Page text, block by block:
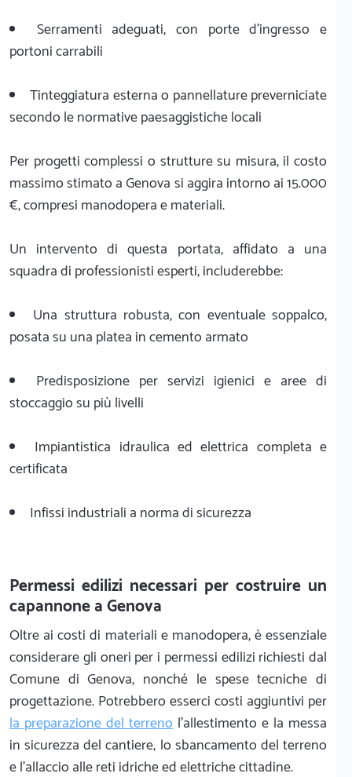
Serramenti adeguati, con porte d'ingresso e
portoni carrabili
Tinteggiatura esterna o pannellature preverniciate
secondo le normative paesaggistiche locali
Per progetti complessi o strutture su misura, il costo
massimo stimato a Genova si aggira intorno ai 15.000
€, compresi manodopera e materiali.
Un intervento di questa portata, affidato a una
squadra di professionisti esperti, includerebbe:
Una struttura robusta, con eventuale soppalco,
posata su una platea in cemento armato
Predisposizione per servizi igienici e aree di
stoccaggio su più livelli
Impiantistica idraulica ed elettrica completa e
certificata
Infissi industriali a norma di sicurezza
Permessi edilizi necessari per costruire un
capannone a Genova
Oltre ai costi di materiali e manodopera, è essenziale
considerare gli oneri per i permessi edilizi richiesti dal
Comune di Genova, nonché le spese tecniche di
progettazione. Potrebbero esserci costi aggiuntivi per
la preparazione del terreno l'allestimento e la messa
in sicurezza del cantiere, lo sbancamento del terreno
e l'allaccio alle reti idriche ed elettriche cittadine.